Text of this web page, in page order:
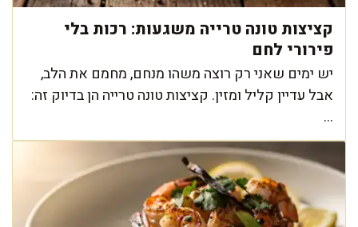
קציצות טונה טרייה משגעות: רכות בלי
פירורי לחם
יש ימים שאני רק רוצה משהו מנחם, מחמם את הלב,
אבל עדיין קליל ומזין. קציצות טונה טרייה הן בדיוק זה:
...